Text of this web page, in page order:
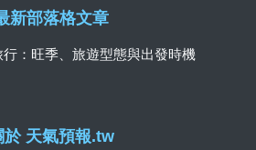
於 天氣預報.tw
新部落格文章
：旺季、旅遊型態與出發時機